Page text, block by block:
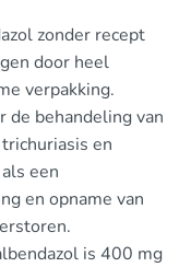
zonder recept
door heel
verpakking.
behandeling van
en
een
en opname van
is 400 mg